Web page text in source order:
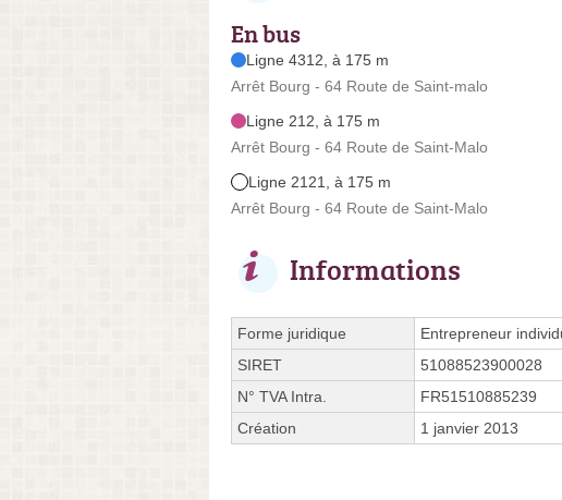
En bus
Ligne 4312, à 175 m
Arrêt Bourg - 64 Route de Saint-malo
Ligne 212, à 175 m
Arrêt Bourg - 64 Route de Saint-Malo
Ligne 2121, à 175 m
Arrêt Bourg - 64 Route de Saint-Malo
Informations
Forme juridique
Entrepreneur
SIRET
51088523900028
N° TVA Intra.
FR51510885239
Création
1 janvier 2013